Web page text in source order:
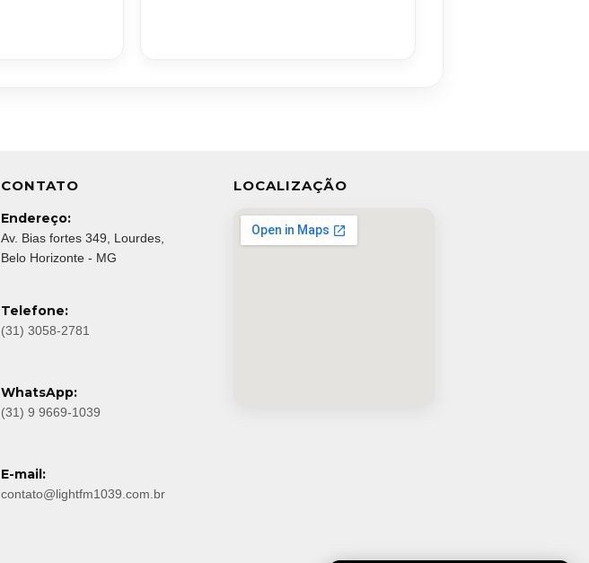
CONTATO
Endereço:
Av. Bias fortes 349, Lourdes,
Belo Horizonte - MG
Telefone:
(31) 3058-2781
WhatsApp:
(31) 9 9669-1039
E-mail:
contato@lightfm1039.com.br
LOCALIZAÇÃO